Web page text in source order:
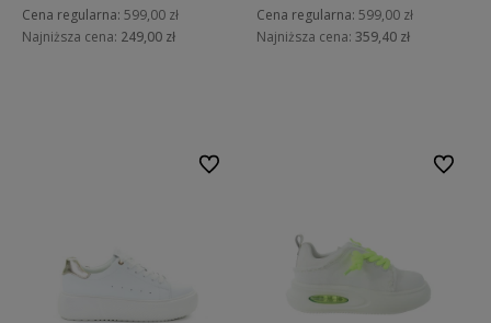
Cena regularna: 599,00 zł
Najniższa cena: 249,00 zł
Cena regularna: 599,00 zł
Najniższa cena: 359,40 zł
Do ulubionych Do